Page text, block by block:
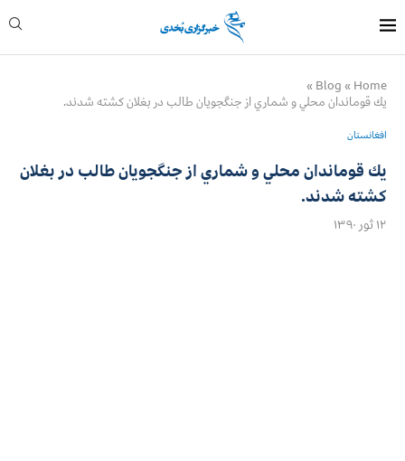
Home
»
Blog
»
يك قوماندان محلي و شماري از جنگجويان طالب در بغلان كشته شدند.
افغانستان
يك قوماندان محلي و شماري از جنگجويان طالب در بغلان
كشته شدند.
۱۲ ثور ۱۳۹۰